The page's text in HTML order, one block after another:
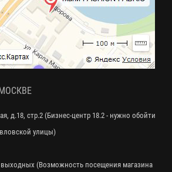
д.18, стр.2 (Бизнес-центр 18.2 - нужно обойти
улицы)
выходных (Возможность посещения магазина